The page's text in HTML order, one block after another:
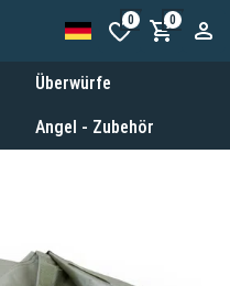
0 0
Überwürfe
Angel - Zubehör